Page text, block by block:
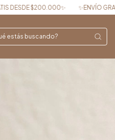
✨ENVÍO GRATIS DESDE $200.000✨